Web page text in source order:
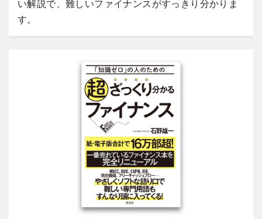
い解説で、難しいファイナンスがすっきり分かりま
す。